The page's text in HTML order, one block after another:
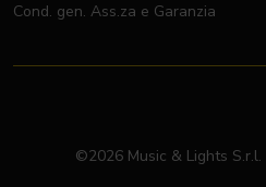
Cond. gen. Ass.za e Garanzia
©2026 Music & Lights